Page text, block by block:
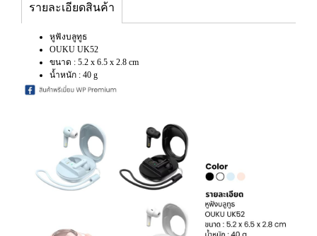
รายละเอียดสินค้า
หูฟังบลูทูธ
OUKU UK52
ขนาด : 5.2 x 6.5 x 2.8 cm
น้ำหนัก : 40 g